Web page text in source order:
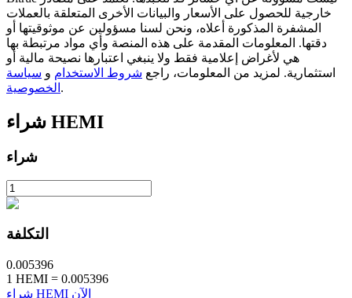
القروض
خارجية للحصول على الأسعار والبيانات الأخرى المتعلقة بالعملات
المشفرة المذكورة أعلاه، ونحن لسنا مسؤولين عن موثوقيتها أو
دقتها. المعلومات المقدمة على هذه المنصة وأي مواد مرتبطة بها
هي لأغراض إعلامية فقط ولا ينبغي اعتبارها نصيحة مالية أو
استثمارية. لمزيد من المعلومات، راجع شروط الاستخدام و سياسة
الخصوصية .
شراء HEMI
شراء
التكلفة
0.005396
1 HEMI = 0.005396
شراء HEMI الآن